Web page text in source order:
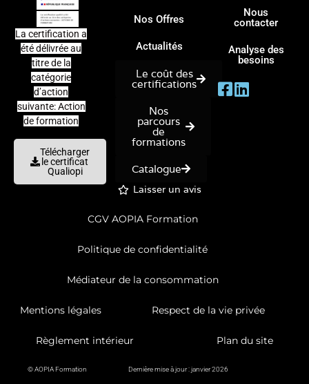
La certification a
été délivrée au
titre de la
catégorie
d’action
suivante: Action
de formation
Télécharger
le certificat
Qualiopi
Nos Offres
Actualités
Le coût des
certifications
Nos
parcours
de
formations
Catalogue
Laisser un avis
Nous
contacter
Analyse des
besoins
CGV AOPIA Formation
Politique de confidentialité
Médiateur de la consommation
Mentions légales Respect de la vie privée
Règlement intérieur Plan du site
© AOPIA Formation Dernière mise à jour : janvier 2026